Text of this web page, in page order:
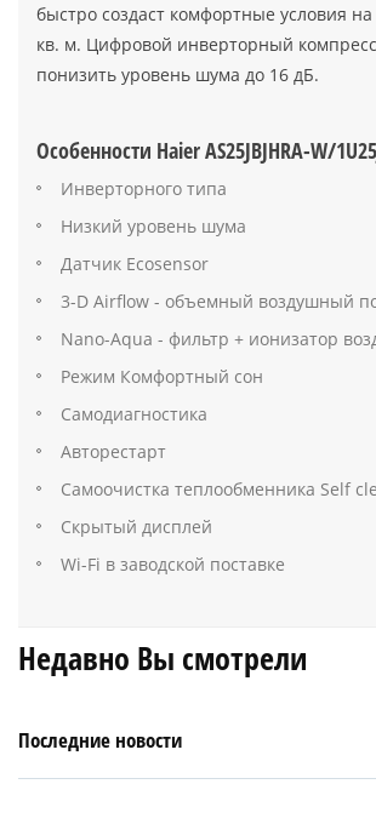
быстро создаст комфортные условия
кв. м. Цифровой инверторный
понизить уровень шума до 16 дБ.
Особенности Haier AS25JBJHRA-W/
Инверторного типа
Низкий уровень шума
Датчик Ecosensor
3-D Airflow - объемный воздушный
Nano-Aqua - фильтр + ионизатор
Режим Комфортный сон
Самодиагностика
Авторестарт
Самоочистка теплообменника Self
Скрытый дисплей
Wi-Fi в заводской поставке
Недавно Вы смотрели
Последние новости